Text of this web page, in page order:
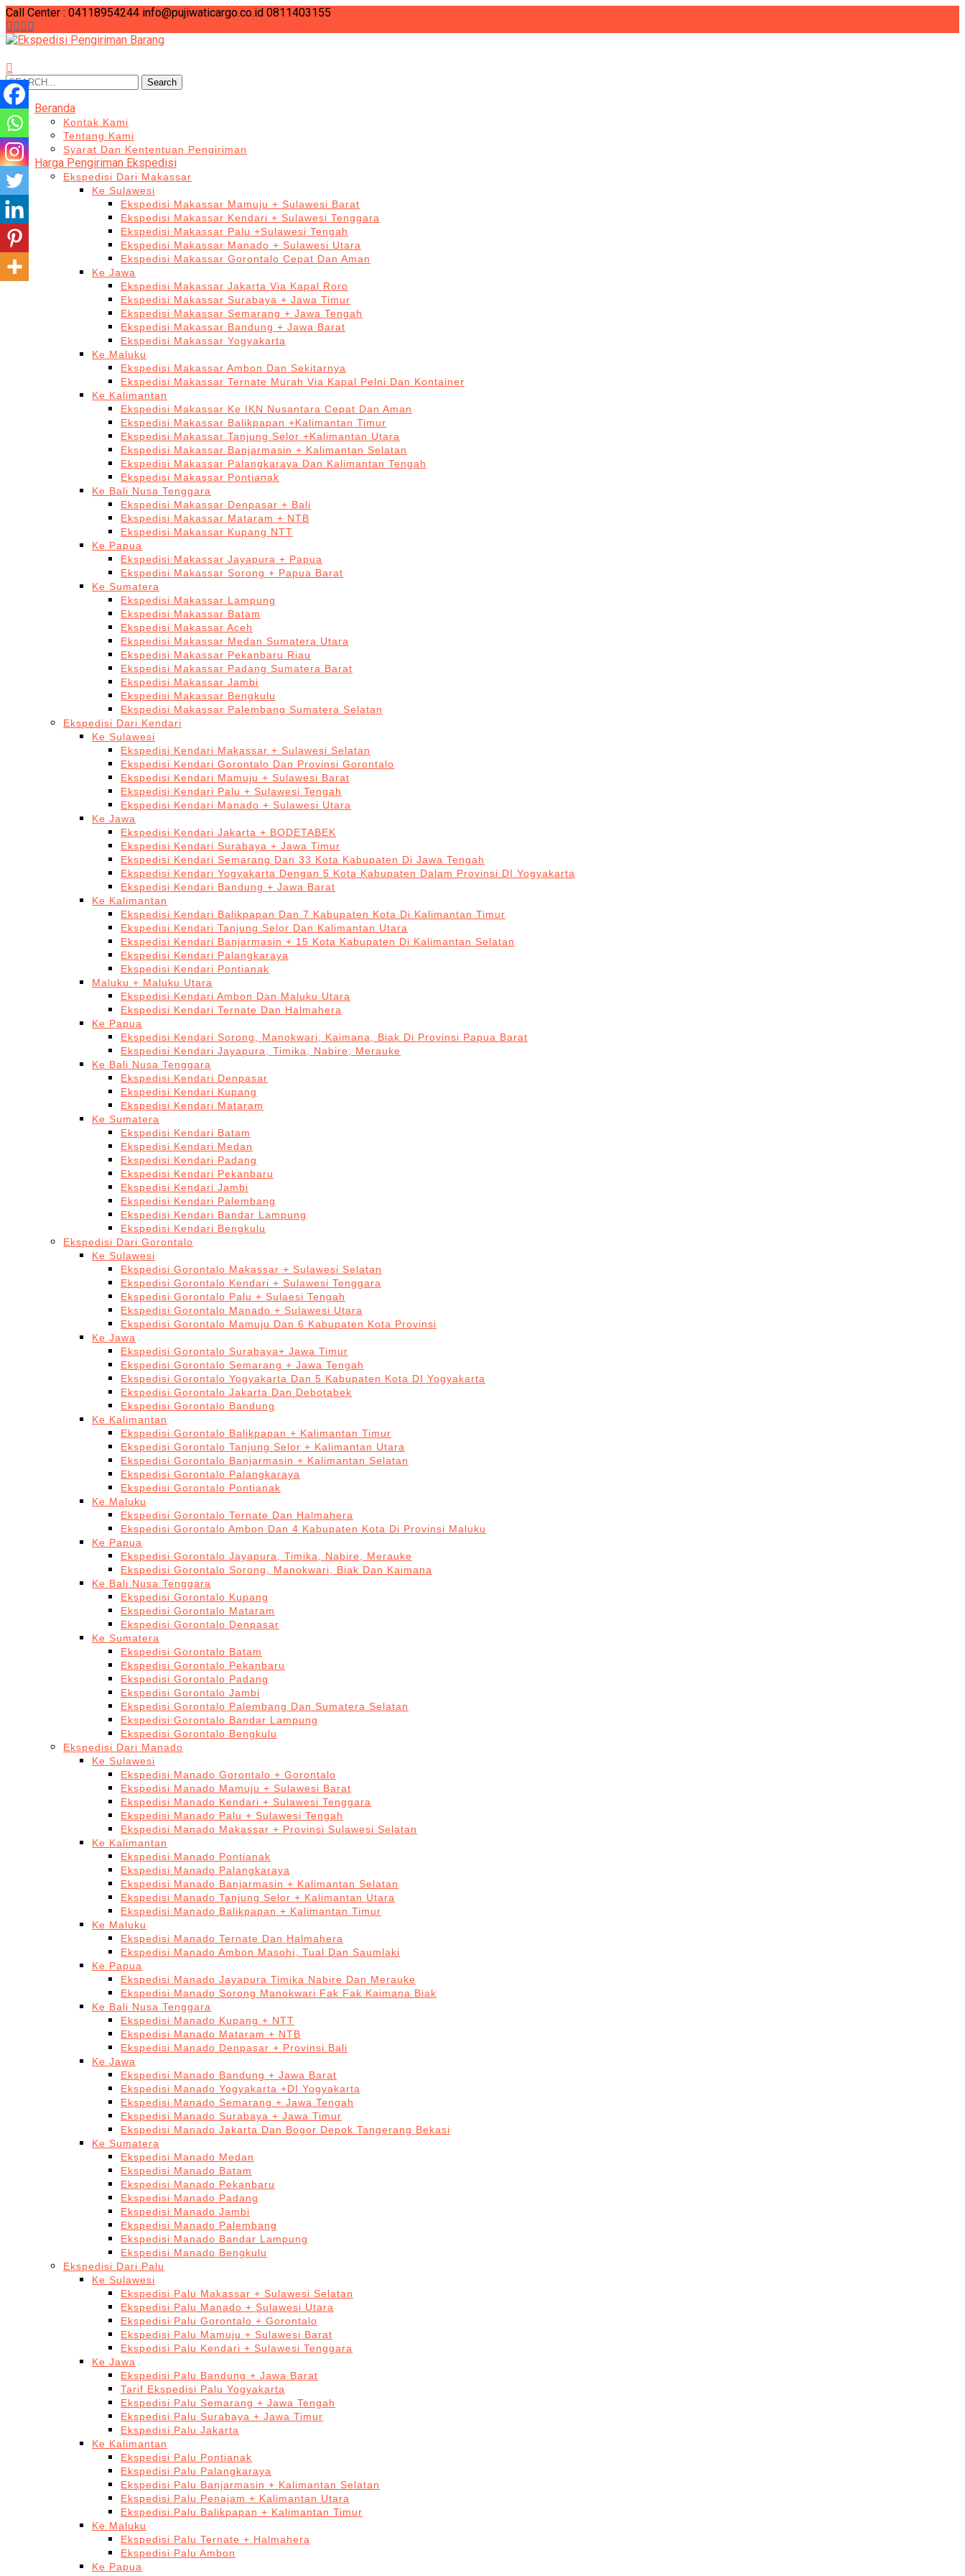
Call Center : 04118954244 info@pujiwaticargo.co.id 0811403155
Search
for:
Search
Beranda
Kontak Kami
Tentang Kami
Syarat Dan Kententuan Pengiriman
Harga Pengiriman Ekspedisi
Ekspedisi Dari Makassar
Ke Sulawesi
Ekspedisi Makassar Mamuju + Sulawesi Barat
Ekspedisi Makassar Kendari + Sulawesi Tenggara
Ekspedisi Makassar Palu +Sulawesi Tengah
Ekspedisi Makassar Manado + Sulawesi Utara
Ekspedisi Makassar Gorontalo Cepat Dan Aman
Ke Jawa
Ekspedisi Makassar Jakarta Via Kapal Roro
Ekspedisi Makassar Surabaya + Jawa Timur
Ekspedisi Makassar Semarang + Jawa Tengah
Ekspedisi Makassar Bandung + Jawa Barat
Ekspedisi Makassar Yogyakarta
Ke Maluku
Ekspedisi Makassar Ambon Dan Sekitarnya
Ekspedisi Makassar Ternate Murah Via Kapal Pelni Dan Kontainer
Ke Kalimantan
Ekspedisi Makassar Ke IKN Nusantara Cepat Dan Aman
Ekspedisi Makassar Balikpapan +Kalimantan Timur
Ekspedisi Makassar Tanjung Selor +Kalimantan Utara
Ekspedisi Makassar Banjarmasin + Kalimantan Selatan
Ekspedisi Makassar Palangkaraya Dan Kalimantan Tengah
Ekspedisi Makassar Pontianak
Ke Bali Nusa Tenggara
Ekspedisi Makassar Denpasar + Bali
Ekspedisi Makassar Mataram + NTB
Ekspedisi Makassar Kupang NTT
Ke Papua
Ekspedisi Makassar Jayapura + Papua
Ekspedisi Makassar Sorong + Papua Barat
Ke Sumatera
Ekspedisi Makassar Lampung
Ekspedisi Makassar Batam
Ekspedisi Makassar Aceh
Ekspedisi Makassar Medan Sumatera Utara
Ekspedisi Makassar Pekanbaru Riau
Ekspedisi Makassar Padang Sumatera Barat
Ekspedisi Makassar Jambi
Ekspedisi Makassar Bengkulu
Ekspedisi Makassar Palembang Sumatera Selatan
Ekspedisi Dari Kendari
Ke Sulawesi
Ekspedisi Kendari Makassar + Sulawesi Selatan
Ekspedisi Kendari Gorontalo Dan Provinsi Gorontalo
Ekspedisi Kendari Mamuju + Sulawesi Barat
Ekspedisi Kendari Palu + Sulawesi Tengah
Ekspedisi Kendari Manado + Sulawesi Utara
Ke Jawa
Ekspedisi Kendari Jakarta + BODETABEK
Ekspedisi Kendari Surabaya + Jawa Timur
Ekspedisi Kendari Semarang Dan 33 Kota Kabupaten Di Jawa Tengah
Ekspedisi Kendari Yogyakarta Dengan 5 Kota Kabupaten Dalam Provinsi DI Yogyakarta
Ekspedisi Kendari Bandung + Jawa Barat
Ke Kalimantan
Ekspedisi Kendari Balikpapan Dan 7 Kabupaten Kota Di Kalimantan Timur
Ekspedisi Kendari Tanjung Selor Dan Kalimantan Utara
Ekspedisi Kendari Banjarmasin + 15 Kota Kabupaten Di Kalimantan Selatan
Ekspedisi Kendari Palangkaraya
Ekspedisi Kendari Pontianak
Maluku + Maluku Utara
Ekspedisi Kendari Ambon Dan Maluku Utara
Ekspedisi Kendari Ternate Dan Halmahera
Ke Papua
Ekspedisi Kendari Sorong, Manokwari, Kaimana, Biak Di Provinsi Papua Barat
Ekspedisi Kendari Jayapura, Timika, Nabire, Merauke
Ke Bali Nusa Tenggara
Ekspedisi Kendari Denpasar
Ekspedisi Kendari Kupang
Ekspedisi Kendari Mataram
Ke Sumatera
Ekspedisi Kendari Batam
Ekspedisi Kendari Medan
Ekspedisi Kendari Padang
Ekspedisi Kendari Pekanbaru
Ekspedisi Kendari Jambi
Ekspedisi Kendari Palembang
Ekspedisi Kendari Bandar Lampung
Ekspedisi Kendari Bengkulu
Ekspedisi Dari Gorontalo
Ke Sulawesi
Ekspedisi Gorontalo Makassar + Sulawesi Selatan
Ekspedisi Gorontalo Kendari + Sulawesi Tenggara
Ekspedisi Gorontalo Palu + Sulaesi Tengah
Ekspedisi Gorontalo Manado + Sulawesi Utara
Ekspedisi Gorontalo Mamuju Dan 6 Kabupaten Kota Provinsi
Ke Jawa
Ekspedisi Gorontalo Surabaya+ Jawa Timur
Ekspedisi Gorontalo Semarang + Jawa Tengah
Ekspedisi Gorontalo Yogyakarta Dan 5 Kabupaten Kota DI Yogyakarta
Ekspedisi Gorontalo Jakarta Dan Debotabek
Ekspedisi Gorontalo Bandung
Ke Kalimantan
Ekspedisi Gorontalo Balikpapan + Kalimantan Timur
Ekspedisi Gorontalo Tanjung Selor + Kalimantan Utara
Ekspedisi Gorontalo Banjarmasin + Kalimantan Selatan
Ekspedisi Gorontalo Palangkaraya
Ekspedisi Gorontalo Pontianak
Ke Maluku
Ekspedisi Gorontalo Ternate Dan Halmahera
Ekspedisi Gorontalo Ambon Dan 4 Kabupaten Kota Di Provinsi Maluku
Ke Papua
Ekspedisi Gorontalo Jayapura, Timika, Nabire, Merauke
Ekspedisi Gorontalo Sorong, Manokwari, Biak Dan Kaimana
Ke Bali Nusa Tenggara
Ekspedisi Gorontalo Kupang
Ekspedisi Gorontalo Mataram
Ekspedisi Gorontalo Denpasar
Ke Sumatera
Ekspedisi Gorontalo Batam
Ekspedisi Gorontalo Pekanbaru
Ekspedisi Gorontalo Padang
Ekspedisi Gorontalo Jambi
Ekspedisi Gorontalo Palembang Dan Sumatera Selatan
Ekspedisi Gorontalo Bandar Lampung
Ekspedisi Gorontalo Bengkulu
Ekspedisi Dari Manado
Ke Sulawesi
Ekspedisi Manado Gorontalo + Gorontalo
Ekspedisi Manado Mamuju + Sulawesi Barat
Ekspedisi Manado Kendari + Sulawesi Tenggara
Ekspedisi Manado Palu + Sulawesi Tengah
Ekspedisi Manado Makassar + Provinsi Sulawesi Selatan
Ke Kalimantan
Ekspedisi Manado Pontianak
Ekspedisi Manado Palangkaraya
Ekspedisi Manado Banjarmasin + Kalimantan Selatan
Ekspedisi Manado Tanjung Selor + Kalimantan Utara
Ekspedisi Manado Balikpapan + Kalimantan Timur
Ke Maluku
Ekspedisi Manado Ternate Dan Halmahera
Ekspedisi Manado Ambon Masohi, Tual Dan Saumlaki
Ke Papua
Ekspedisi Manado Jayapura Timika Nabire Dan Merauke
Ekspedisi Manado Sorong Manokwari Fak Fak Kaimana Biak
Ke Bali Nusa Tenggara
Ekspedisi Manado Kupang + NTT
Ekspedisi Manado Mataram + NTB
Ekspedisi Manado Denpasar + Provinsi Bali
Ke Jawa
Ekspedisi Manado Bandung + Jawa Barat
Ekspedisi Manado Yogyakarta +DI Yogyakarta
Ekspedisi Manado Semarang + Jawa Tengah
Ekspedisi Manado Surabaya + Jawa Timur
Ekspedisi Manado Jakarta Dan Bogor Depok Tangerang Bekasi
Ke Sumatera
Ekspedisi Manado Medan
Ekspedisi Manado Batam
Ekspedisi Manado Pekanbaru
Ekspedisi Manado Padang
Ekspedisi Manado Jambi
Ekspedisi Manado Palembang
Ekspedisi Manado Bandar Lampung
Ekspedisi Manado Bengkulu
Ekspedisi Dari Palu
Ke Sulawesi
Ekspedisi Palu Makassar + Sulawesi Selatan
Ekspedisi Palu Manado + Sulawesi Utara
Ekspedisi Palu Gorontalo + Gorontalo
Ekspedisi Palu Mamuju + Sulawesi Barat
Ekspedisi Palu Kendari + Sulawesi Tenggara
Ke Jawa
Ekspedisi Palu Bandung + Jawa Barat
Tarif Ekspedisi Palu Yogyakarta
Ekspedisi Palu Semarang + Jawa Tengah
Ekspedisi Palu Surabaya + Jawa Timur
Ekspedisi Palu Jakarta
Ke Kalimantan
Ekspedisi Palu Pontianak
Ekspedisi Palu Palangkaraya
Ekspedisi Palu Banjarmasin + Kalimantan Selatan
Ekspedisi Palu Penajam + Kalimantan Utara
Ekspedisi Palu Balikpapan + Kalimantan Timur
Ke Maluku
Ekspedisi Palu Ternate + Halmahera
Ekspedisi Palu Ambon
Ke Papua